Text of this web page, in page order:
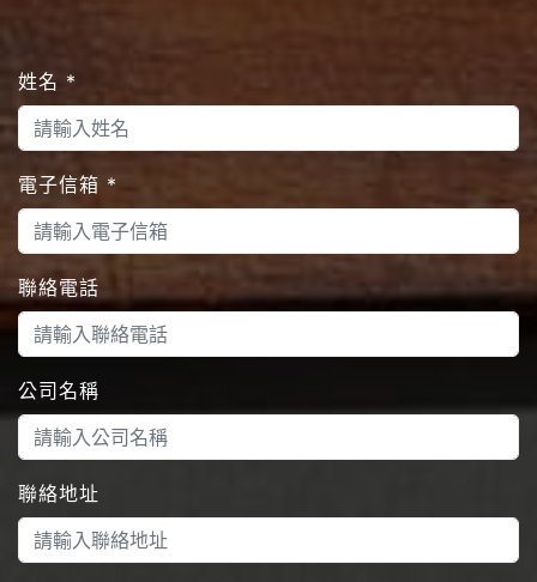
姓名 *
電子信箱 *
聯絡電話
公司名稱
聯絡地址